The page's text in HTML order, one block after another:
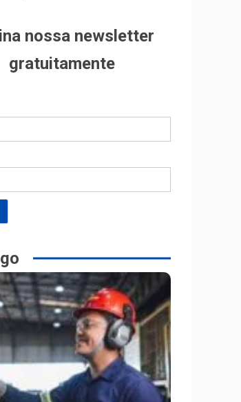
nossa newsletter
gratuitamente